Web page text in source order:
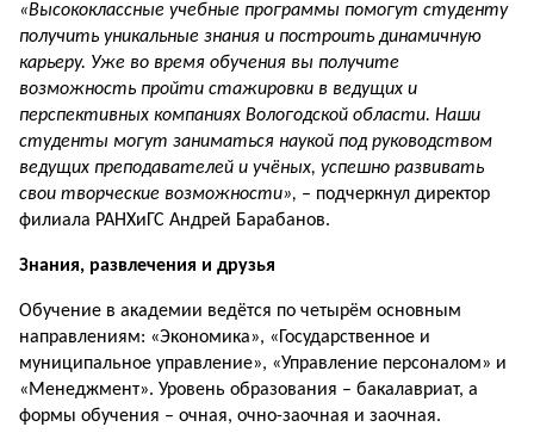
«Высококлассные учебные программы помогут студенту
получить уникальные знания и построить динамичную
карьеру. Уже во время обучения вы получите
возможность пройти стажировки в ведущих и
перспективных компаниях Вологодской области. Наши
студенты могут заниматься наукой под руководством
ведущих преподавателей и учёных, успешно развивать
свои твор­ческие возможности», – подчеркнул директор
филиала РАНХиГС Андрей Барабанов.
Знания, развлечения и друзья
Обучение в академии ведётся по четырём основным
направлениям: «Экономика», «Государственное и
муниципальное управление», «Управление персоналом» и
«Менеджмент». Уровень образования – бакалавриат, а
формы обучения – очная, очно-заочная и заочная.